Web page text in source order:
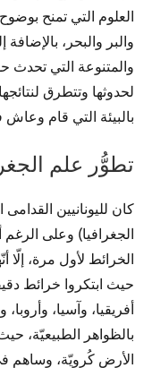
العلوم التي تمنح
والبر والبحر،
والمتنوعة التي تحدث
لحدوثها وتتطرق
بالبيئة التي قام وعاش
تطوُّر علم
كان لليونانيين
الجغرافيا) وعلى الرغم
الخرائط لأول مرة، إلّا
حيث ابتكروا خرائط
أفريقيا، وآسيا،
بالظواهر الطبيعيّة،
الأرض كُرويّة،